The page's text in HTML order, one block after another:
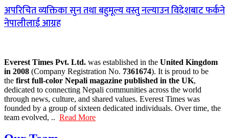
अपरिचित व्यक्तिका सुन तथा बहुमूल्य वस्तु नल्याउन विदेशबाट फर्कने
नेपालीलाई आग्रह
Everest Times Pvt. Ltd. was established in the United Kingdom
in 2008 (Company Registration No. 7361674). It is proud to be
the first full-color Nepali magazine published in the UK,
dedicated to connecting Nepali communities across the world
through news, culture, and shared values. Everest Times was
founded by a group of sixteen dedicated individuals. Over time, the
team evolved, .. Read More